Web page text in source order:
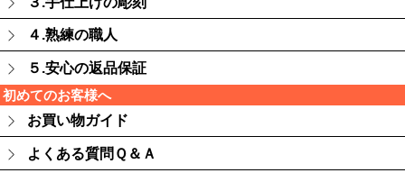
４.熟練の職人
５.安心の返品保証
初めてのお客様へ
お買い物ガイド
よくある質問Ｑ＆Ａ